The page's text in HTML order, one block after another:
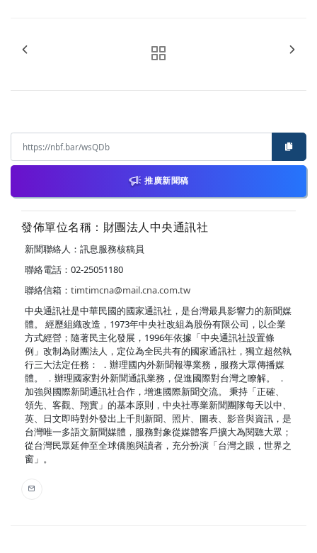
推廣新聞稿
發佈單位名稱：財團法人中央通訊社
新聞聯絡人：訊息服務核稿員
聯絡電話：02-25051180
聯絡信箱： timtimcna@mail.cna.com.tw
中央通訊社是中華民國的國家通訊社，是台灣最具影響力的新聞媒
體。 經歷組織改造，1973年中央社改組為股份有限公司，以企業
方式經營；隨著民主化發展，1996年依據「中央通訊社設置條
例」改制為財團法人，定位為全民共有的國家通訊社，獨立超然執
行三大法定任務： ．辦理國內外新聞報導業務，服務大眾傳播媒
體。 ．辦理國家對外新聞通訊業務，促進國際對台灣之瞭解。 ．
加強與國際新聞通訊社合作，增進國際新聞交流。 秉持「正確、
領先、客觀、翔實」的基本原則，中央社專業新聞團隊每天以中、
英、日文即時對外發出上千則新聞、照片、圖表、影音與資訊，是
台灣唯一多語文新聞媒體，服務對象從媒體客戶擴大為閱聽大眾；
從台灣民眾延伸至全球僑胞與讀者，充分扮演「台灣之眼，世界之
窗」。